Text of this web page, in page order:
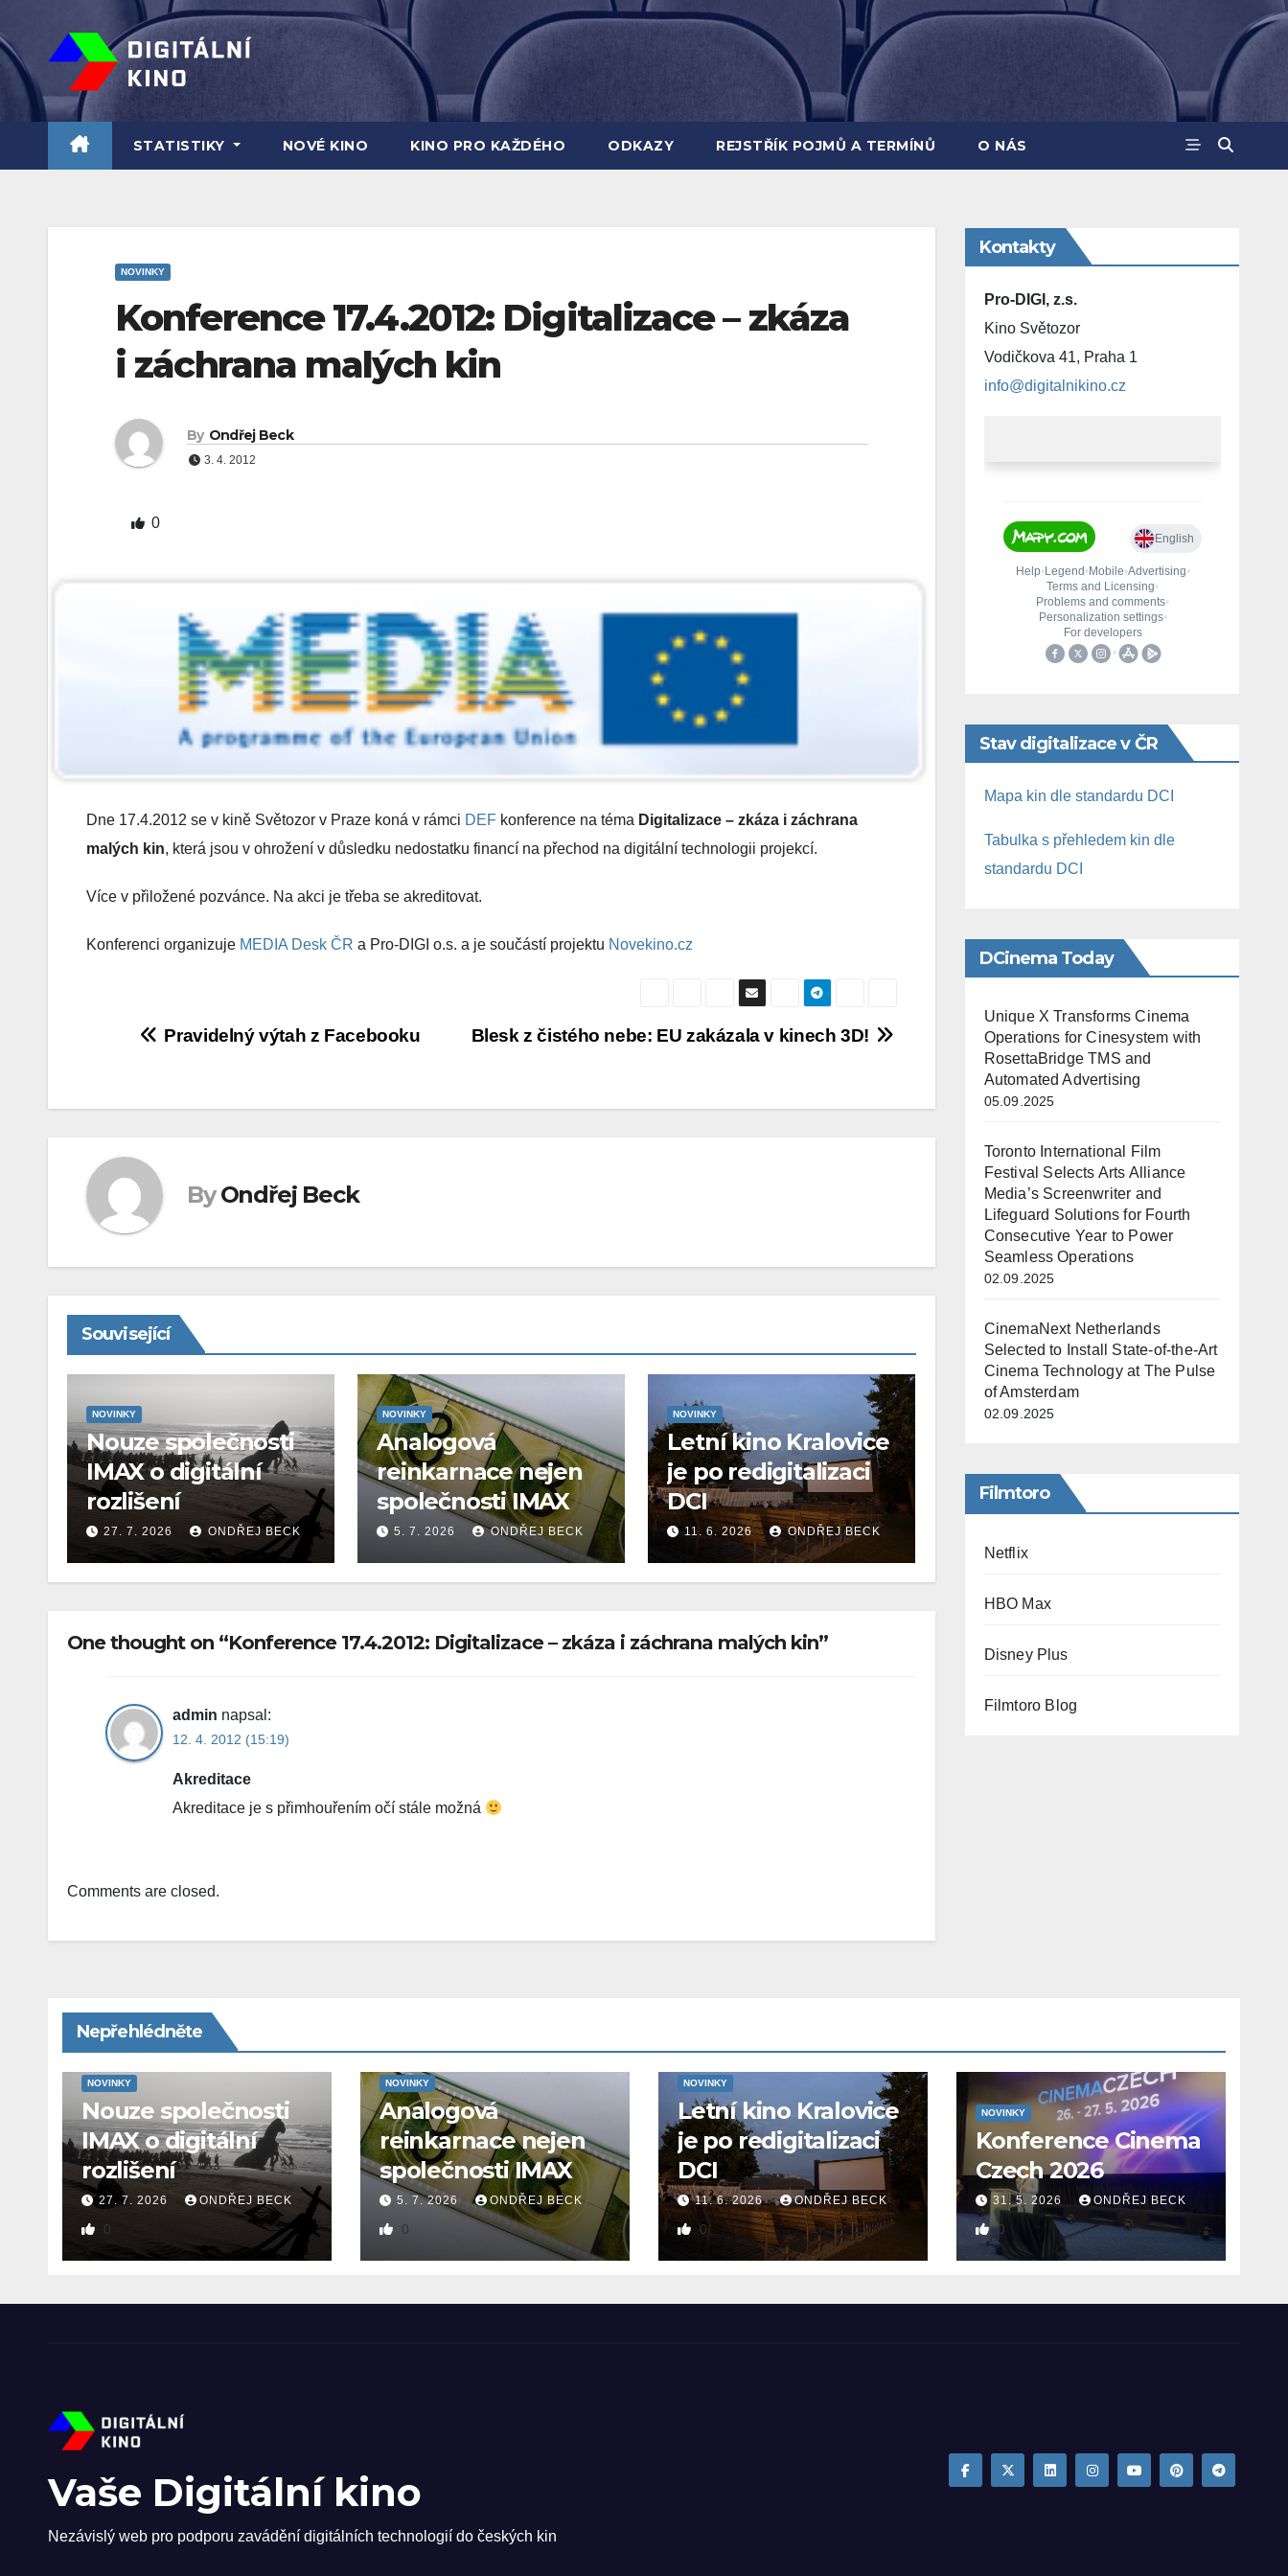
to
content
STATISTIKY NOVÉ KINO KINO PRO KAŽDÉHO ODKAZY REJSTŘÍK POJMŮ A TERMÍNŮ O NÁS
NOVINKY
Konference 17.4.2012: Digitalizace – zkáza
i záchrana malých kin
By Ondřej Beck
3. 4. 2012
0
Dne 17.4.2012 se v kině Světozor v Praze koná v rámci DEF konference na téma Digitalizace – zkáza i záchrana
malých kin, která jsou v ohrožení v důsledku nedostatku financí na přechod na digitální technologii projekcí.
Více v přiložené pozvánce. Na akci je třeba se akreditovat.
Konferenci organizuje MEDIA Desk ČR a Pro-DIGI o.s. a je součástí projektu Novekino.cz
Navigace
příspěvek
Blesk z čistého nebe: EU zakázala v kinech 3D!
Pravidelný výtah z Facebooku
By Ondřej Beck
Související
NOVINKY
Nouze společnosti
IMAX o digitální
rozlišení
27. 7. 2026 ONDŘEJ BECK
NOVINKY
Analogová
reinkarnace nejen
společnosti IMAX
5. 7. 2026 ONDŘEJ BECK
NOVINKY
Letní kino Kralovice
je po redigitalizaci
DCI
11. 6. 2026 ONDŘEJ BECK
One thought on “Konference 17.4.2012: Digitalizace – zkáza i záchrana malých kin”
admin napsal:
12. 4. 2012 (15:19)
Akreditace
Akreditace je s přimhouřením očí stále možná
Comments are closed.
Kontakty
Pro-DIGI, z.s.
Kino Světozor
Vodičkova 41, Praha 1
info@digitalnikino.cz
Stav digitalizace v ČR
Mapa kin dle standardu DCI
Tabulka s přehledem kin dle
standardu DCI
DCinema Today
Unique X Transforms Cinema
Operations for Cinesystem with
RosettaBridge TMS and
Automated Advertising
05.09.2025
Toronto International Film
Festival Selects Arts Alliance
Media’s Screenwriter and
Lifeguard Solutions for Fourth
Consecutive Year to Power
Seamless Operations
02.09.2025
CinemaNext Netherlands
Selected to Install State-of-the-Art
Cinema Technology at The Pulse
of Amsterdam
02.09.2025
Filmtoro
Netflix
HBO Max
Disney Plus
Filmtoro Blog
Nepřehlédněte
NOVINKY
Nouze společnosti
IMAX o digitální
rozlišení
27. 7. 2026 ONDŘEJ BECK
0
NOVINKY
Analogová
reinkarnace nejen
společnosti IMAX
5. 7. 2026 ONDŘEJ BECK
0
NOVINKY
Letní kino Kralovice
je po redigitalizaci
DCI
11. 6. 2026 ONDŘEJ BECK
0
NOVINKY
Konference Cinema
Czech 2026
31. 5. 2026 ONDŘEJ BECK
0
Vaše Digitální kino
Nezávislý web pro podporu zavádění digitálních technologií do českých kin